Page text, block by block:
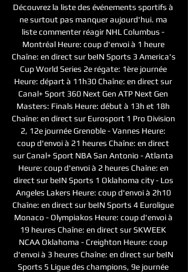
Découvrez la liste des événements sportifs à
ne surtout pas manquer aujourd'hui. ma
liste commenter réagir NHL Columbus -
Montréal Heure: coup d'envoi à 1 heure
Chaîne: en direct sur beIN Sports 3 America's
Cup World Series 2e régate: 1ère journée
Heure: départ à 11h30 Chaîne: en direct sur
Canal+ Sport 360 Next Gen ATP Next Gen
Masters: Finals Heure: début à 13h et 18h
Chaîne: en direct sur Eurosport 1 Pro Division
2, 12e journée Grenoble - Vannes Heure:
coup d'envoi à 21 heures Chaîne: en direct
sur Canal+ Sport NBA San Antonio - Atlanta
Heure: coup d'envoi à 2 heures Chaîne: en
direct sur beIN Sports 1 Oklahoma city - Los
Angeles Lakers Heure: coup d'envoi à 2h10
Chaîne: en direct sur beIN Sports 4 Euroligue
Monaco - Olympiakos Heure: coup d'envoi à
19 heures Chaîne: en direct sur SKWEEK
NCAA Oklahoma - Creighton Heure: coup
d'envoi à 3 heures Chaîne: en direct sur beIN
Sports 5 Ligue des champions, 9e journée